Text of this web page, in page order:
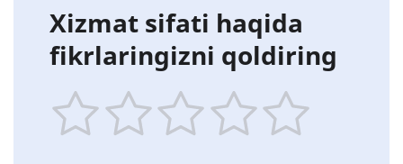
Xizmat sifati haqida
fikrlaringizni qoldiring